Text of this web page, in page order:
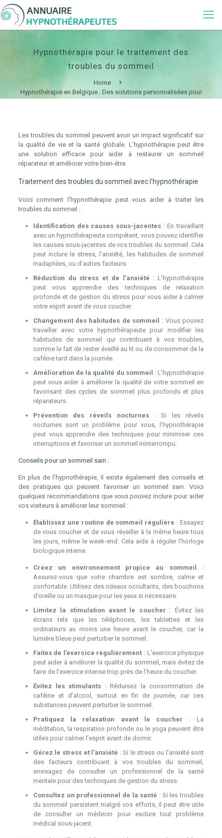
Hypnothérapie pour le traitement des
troubles du sommeil
Home
Hypnothérapie en Belgique : Des solutions personnalisées pour
Les troubles du sommeil peuvent avoir un impact significatif sur
la qualité de vie et la santé globale. L’hypnothérapie peut être
une solution efficace pour aider à restaurer un sommeil
réparateur et améliorer votre bien-être.
Traitement des troubles du sommeil avec l’hypnothérapie
Voici comment l’hypnothérapie peut vous aider à traiter les
troubles du sommeil :
Identification des causes sous-jacentes : En travaillant
avec un hypnothérapeute compétent, vous pouvez identifier
les causes sous-jacentes de vos troubles du sommeil. Cela
peut inclure le stress, l’anxiété, les habitudes de sommeil
inadaptées, ou d’autres facteurs.
Réduction du stress et de l’anxiété : L’hypnothérapie
peut vous apprendre des techniques de relaxation
profonde et de gestion du stress pour vous aider à calmer
votre esprit avant de vous coucher.
Changement des habitudes de sommeil
: Vous pouvez
travailler avec votre hypnothérapeute pour modifier les
habitudes de sommeil qui contribuent à vos troubles,
comme le fait de rester éveillé au lit ou de consommer de la
caféine tard dans la journée.
Amélioration de la qualité du sommeil : L’hypnothérapie
peut vous aider à améliorer la qualité de votre sommeil en
favorisant des cycles de sommeil plus profonds et plus
réparateurs.
Prévention des réveils nocturnes: Si les réveils
nocturnes sont un problème pour vous, l’hypnothérapie
peut vous apprendre des techniques pour minimiser ces
interruptions et favoriser un sommeil ininterrompu.
Conseils pour un sommeil sain :
En plus de l’hypnothérapie, il existe également des conseils et
des pratiques qui peuvent favoriser un sommeil sain. Voici
quelques recommandations que vous pouvez inclure pour aider
vos visiteurs à améliorer leur sommeil :
Établissez une routine de sommeil régulière : Essayez
de vous coucher et de vous réveiller à la même heure tous
les jours, même le week-end. Cela aide à réguler l’horloge
biologique interne.
Créez un environnement propice au sommeil
:
Assurez-vous que votre chambre est sombre, calme et
confortable. Utilisez des rideaux occultants, des bouchons
d’oreille ou un masque pour les yeux si nécessaire.
Limitez la stimulation avant le coucher : Évitez les
écrans tels que les téléphones, les tablettes et les
ordinateurs au moins une heure avant le coucher, car la
lumière bleue peut perturber le sommeil.
Faites de l’exercice régulièrement : L’exercice physique
peut aider à améliorer la qualité du sommeil, mais évitez de
faire de l’exercice intense trop près de l’heure du coucher.
Évitez les stimulants : Réduisez la consommation de
caféine et d’alcool, surtout en fin de journée, car ces
substances peuvent perturber le sommeil.
Pratiquez la relaxation avant le coucher : La
méditation, la respiration profonde ou le yoga peuvent être
utiles pour calmer l’esprit avant de dormir.
Gérez le stress et l’anxiété : Si le stress ou l’anxiété sont
des facteurs contribuant à vos troubles du sommeil,
envisagez de consulter un professionnel de la santé
mentale pour des techniques de gestion du stress.
Consultez un professionnel de la santé : Si les troubles
du sommeil persistent malgré vos efforts, il peut être utile
de consulter un médecin pour exclure tout problème
médical sous-jacent.